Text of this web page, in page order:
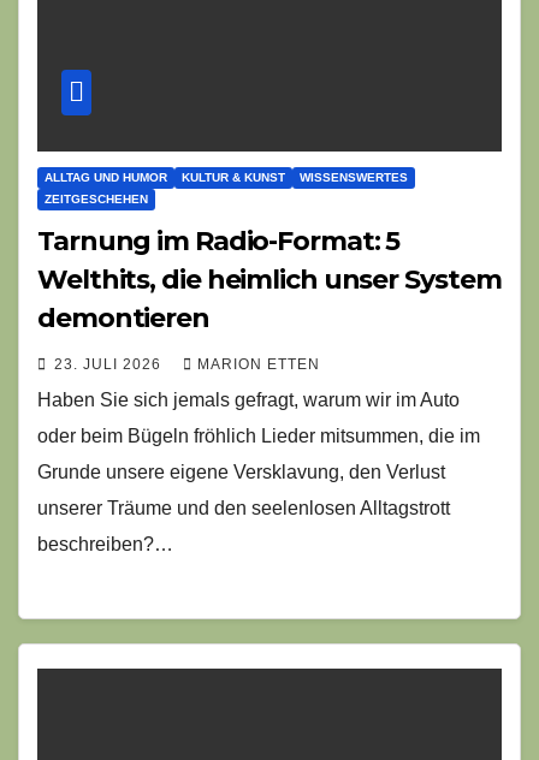
ALLTAG UND HUMOR KULTUR & KUNST
WISSENSWERTES
ZEITGESCHEHEN
Tarnung im Radio-Format: 5
Welthits, die heimlich unser System
demontieren
23. JULI 2026 MARION ETTEN
Haben Sie sich jemals gefragt, warum wir im Auto
oder beim Bügeln fröhlich Lieder mitsummen, die im
Grunde unsere eigene Versklavung, den Verlust
unserer Träume und den seelenlosen Alltagstrott
beschreiben?…